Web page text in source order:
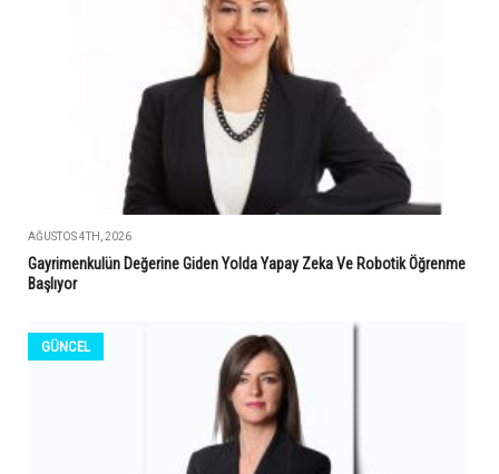
AĞUSTOS 4TH, 2026
Gayrimenkulün Değerine Giden Yolda Yapay Zeka Ve Robotik Öğrenme
Başlıyor
GÜNCEL